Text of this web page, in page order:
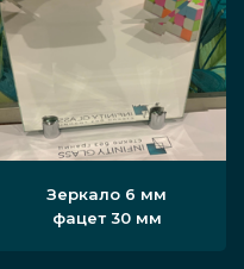
Зеркало 6 мм
фацет 30 мм